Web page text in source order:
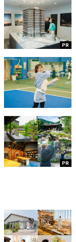
PR
PR